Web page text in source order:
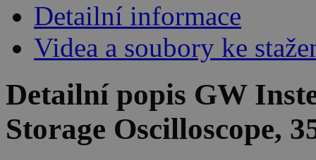
Detailní informace
Videa a soubory ke
Detailní popis GW
Storage Oscilloscope,